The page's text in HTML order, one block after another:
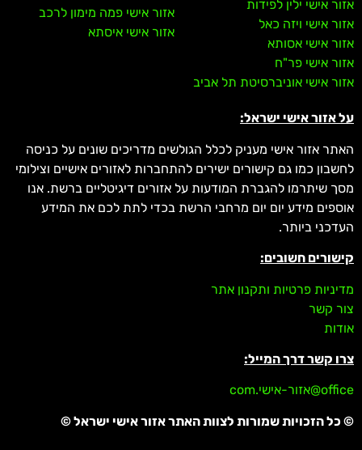
אזור אישי ילין לפידות
אזור אישי ויזה כאל
אזור אישי אסותא
אזור אישי פר"ח
אזור אישי אוניברסיטת תל אביב
אזור אישי פמה מימון לרכב
אזור אישי איסתא
על אזור אישי ישראל:
האתר אזור אישי מעניק לכלל הגולשים מדריכים שונים על כניסה
לחשבון כמו גם קישורים ישירים להתחברות לאזורים אישיים וצילומי
מסך שיתרמו להגברת המודעות על אזורים דיגיטליים ברשת. אנו
אוספים מידע יום יום מרחבי הרשת בכדי לתת לכם את המידע
העדכני ביותר.
קישורים חשובים:
מדיניות פרטיות ותקנון אתר
צור קשר
אודות
צרו קשר דרך המייל:
office@אזור-אישי.com
© כל הזכויות שמורות לצוות האתר אזור אישי ישראל ©